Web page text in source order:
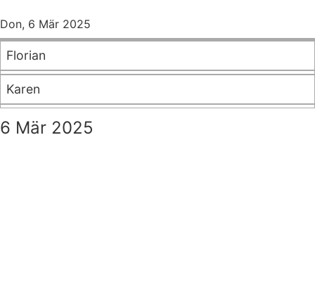
Don, 6 Mär 2025
Florian
Karen
6 Mär 2025